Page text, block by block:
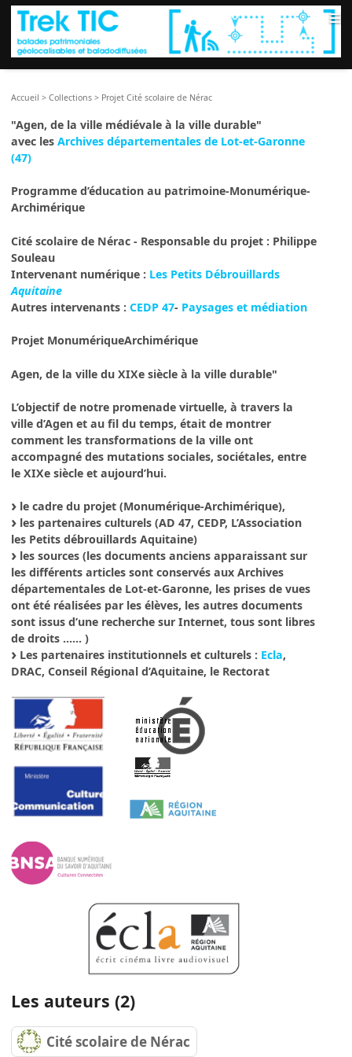
≡
Accueil >Collections > Projet Cité scolaire de Nérac
"Agen, de la ville médiévale à la ville durable"
avec lesArchives départementales de Lot-et-Garonne
(47)
Programme d’éducation au patrimoine-Monumérique-
Archimérique
Cité scolaire de Nérac - Responsable du projet : Philippe
Souleau
Intervenant numérique : Les Petits Débrouillards
Aquitaine
Autres intervenants :CEDP 47- Paysages et médiation
Projet MonumériqueArchimérique
Agen, de la ville du XIXe siècle à la ville durable"
L’objectif de notre promenade virtuelle, à travers la
ville d’Agen et au fil du temps, était de montrer
comment les transformations de la ville ont
accompagné des mutations sociales, sociétales, entre
le XIXe siècle et aujourd’hui.
le cadre du projet (Monumérique-Archimérique),
les partenaires culturels (AD 47, CEDP, L’Association
les Petits débrouillards Aquitaine)
les sources (les documents anciens apparaissant sur
les différents articles sont conservés aux Archives
départementales de Lot-et-Garonne, les prises de vues
ont été réalisées par les élèves, les autres documents
sont issus d’une recherche sur Internet, tous sont libres
de droits ...... )
Les partenaires institutionnels et culturels : Ecla,
DRAC, Conseil Régional d’Aquitaine, le Rectorat
Les auteurs (2)
Cité scolaire de Nérac